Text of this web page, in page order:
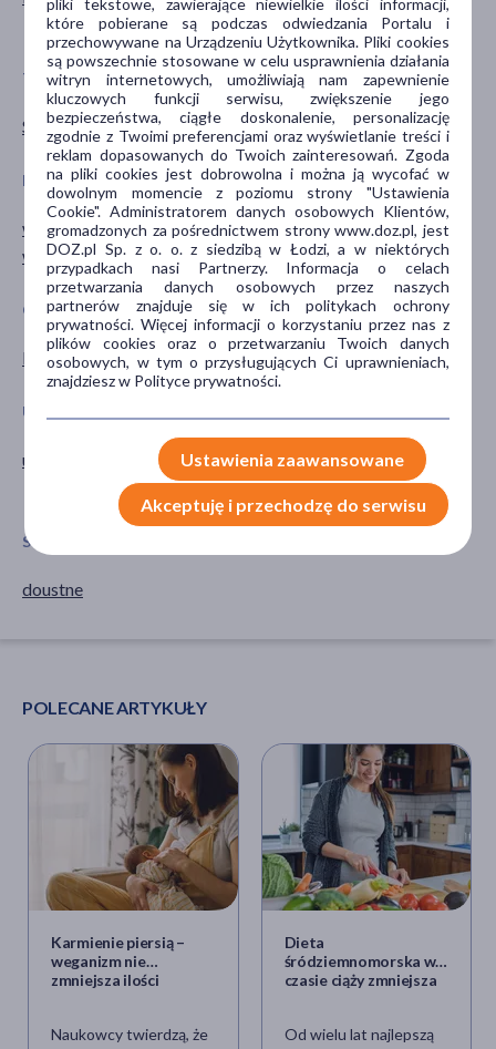
7-12 miesięcy
TYP PRODUKTU
Suplement diety
POSTAĆ
kapsułki
DZIAŁANIE/WŁAŚCIWOŚCI
wspomagające
wzmacniające
PROBLEM
obniżona odporność
GŁÓWNY SKŁADNIK
DHA
CZĘŚĆ CIAŁA
kości
UKŁADY NARZĄDOWE
układ pokarmowy
na dzień
na noc
SPOSÓB APLIKACJI
doustne
POLECANE ARTYKUŁY
Karmienie piersią –
weganizm nie
zmniejsza ilości
Naukowcy twierdzą, że
Dieta
śródziemnomorska w
czasie ciąży zmniejsza
Od wielu lat najlepszą
pliki tekstowe, zawierające niewielkie ilości informacji,
które pobierane są podczas odwiedzania Portalu i
przechowywane na Urządzeniu Użytkownika. Pliki cookies
są powszechnie stosowane w celu usprawnienia działania
witryn internetowych, umożliwiają nam zapewnienie
kluczowych funkcji serwisu, zwiększenie jego
bezpieczeństwa, ciągłe doskonalenie, personalizację
zgodnie z Twoimi preferencjami oraz wyświetlanie treści i
reklam dopasowanych do Twoich zainteresowań. Zgoda
na pliki cookies jest dobrowolna i można ją wycofać w
dowolnym momencie z poziomu strony "Ustawienia
Cookie". Administratorem danych osobowych Klientów,
gromadzonych za pośrednictwem strony www.doz.pl, jest
DOZ.pl Sp. z o. o. z siedzibą w Łodzi, a w niektórych
przypadkach nasi Partnerzy. Informacja o celach
przetwarzania danych osobowych przez naszych
partnerów znajduje się w ich politykach ochrony
prywatności. Więcej informacji o korzystaniu przez nas z
plików cookies oraz o przetwarzaniu Twoich danych
osobowych, w tym o przysługujących Ci uprawnieniach,
znajdziesz w Polityce prywatności.
Ustawienia zaawansowane
Akceptuję i przechodzę do serwisu